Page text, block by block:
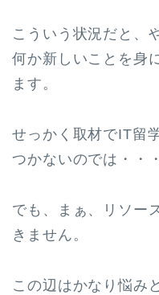
こういう状況だと、
何か新しいことを身
ます。
せっかく取材でIT留
つかないのでは・・
でも、まぁ、リソー
きません。
この辺はかなり悩み